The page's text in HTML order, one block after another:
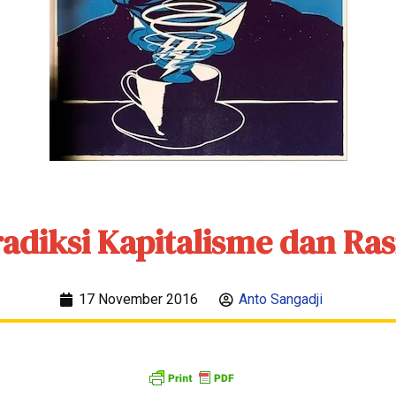
Kapitalisme dan
17 November 2016 Anto Sangadji